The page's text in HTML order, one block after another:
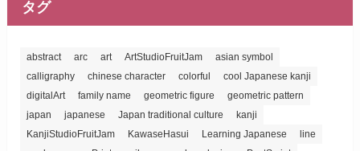
タグ
abstract arc art ArtStudioFruitJam
asian symbol
calligraphy
chinese character colorful
cool Japanese kanji
digitalArt
family name geometric figure
geometric pattern
japan
japanese Japan traditional culture
kanji
KanjiStudioFruitJam
KawaseHasui Learning Japanese
line